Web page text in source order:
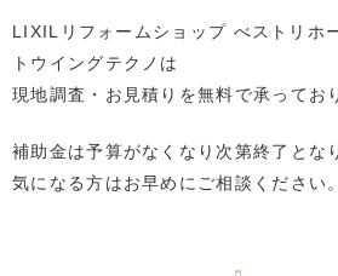
LIXILリフォームショップ べストリホ
トウイングテクノは
現地調査・お見積りを無料で承ってお
補助金は予算がなくなり次第終了とな
気になる方はお早めにご相談ください。